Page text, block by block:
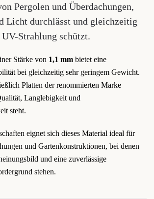
Pergolen und Überdachungen,
Licht durchlässt und gleichzeitig
Strahlung schützt.
Stärke von 1,1 mm bietet eine
bei gleichzeitig sehr geringem Gewicht.
Platten der renommierten Marke
Langlebigkeit und
steht.
eignet sich dieses Material ideal für
und Gartenkonstruktionen, bei denen
und eine zuverlässige
stehen.